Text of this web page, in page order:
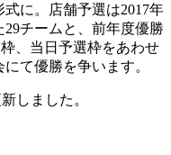
に。店舗予選は2017年
チームと、前年度優勝
、当日予選枠をあわせ
て優勝を争います。
しました。